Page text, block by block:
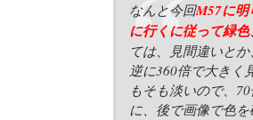
なんと今回M57に明
に行くに従って緑色
ては、見間違いと
逆に360倍で大きく
もそも淡いので、
に、後で画像で色